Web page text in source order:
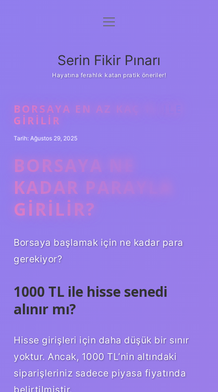
Gizlilik Politikası
Yasal Uyarı
menüyü
Serin Fikir Pınarı
Hayatına ferahlık katan pratik öneriler!
BORSAYA EN AZ KAÇ TL ILE
GIRILIR
Tarih: Ağustos 29, 2025
BORSAYA NE
KADAR PARAYLA
GIRILIR?
Borsaya başlamak için ne kadar para
gerekiyor?
1000 TL ile hisse senedi
alınır mı?
Hisse girişleri için daha düşük bir sınır
yoktur. Ancak, 1000 TL’nin altındaki
siparişleriniz sadece piyasa fiyatında
belirtilmiştir.